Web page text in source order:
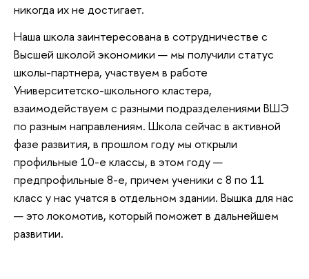
никогда их не достигает.
Наша школа заинтересована в сотрудничестве с
Высшей школой экономики — мы получили статус
школы-партнера, участвуем в работе
Университетско-школьного кластера,
взаимодействуем с разными подразделениями ВШЭ
по разным направлениям. Школа сейчас в активной
фазе развития, в прошлом году мы открыли
профильные 10-е классы, в этом году —
предпрофильные 8-е, причем ученики с 8 по 11
класс у нас учатся в отдельном здании. Вышка для нас
— это локомотив, который поможет в дальнейшем
развитии.